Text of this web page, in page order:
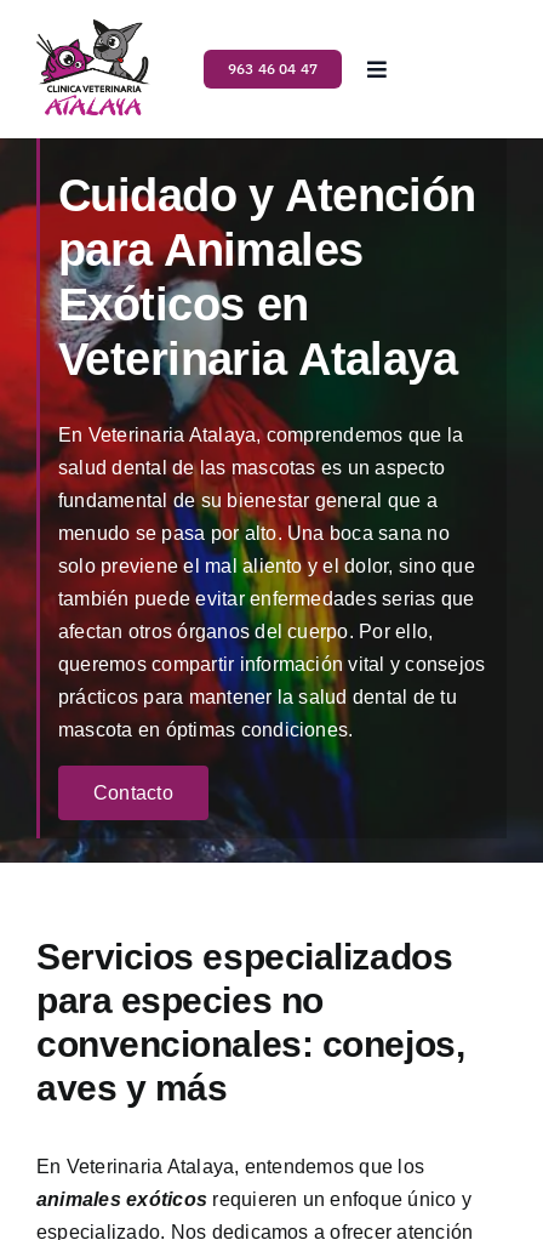
contenido
963 46 04 47
Toggle
Inicio
Nosotros
Servicios
Planes de salud
Blog
Contacto
Cuidado y Atención
para Animales
Exóticos en
Veterinaria Atalaya
En Veterinaria Atalaya, comprendemos que la
salud dental de las mascotas es un aspecto
fundamental de su bienestar general que a
menudo se pasa por alto. Una boca sana no
solo previene el mal aliento y el dolor, sino que
también puede evitar enfermedades serias que
afectan otros órganos del cuerpo. Por ello,
queremos compartir información vital y consejos
prácticos para mantener la salud dental de tu
mascota en óptimas condiciones.
Contacto
Servicios especializados
para especies no
convencionales: conejos,
aves y más
En Veterinaria Atalaya, entendemos que los
animales exóticos requieren un enfoque único y
especializado. Nos dedicamos a ofrecer atención